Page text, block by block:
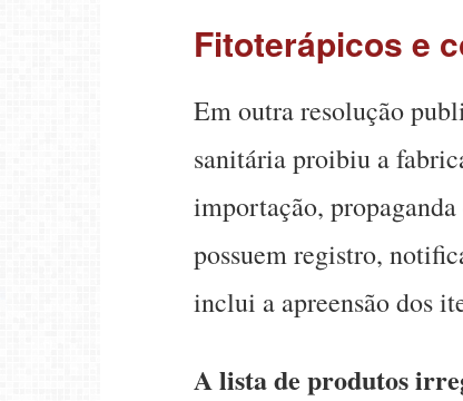
Fitoterápicos e
Em outra resolução
sanitária proibiu a
importação,
possuem registro,
inclui a apreensão dos
A lista de produtos